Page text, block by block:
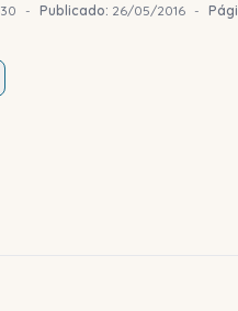
- Publicado: 26/05/2016 -